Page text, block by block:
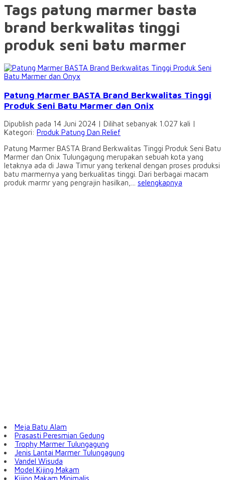
Tags patung marmer basta
brand berkwalitas tinggi
produk seni batu marmer
Patung Marmer BASTA Brand Berkwalitas Tinggi
Produk Seni Batu Marmer dan Onix
Dipublish pada 14 Juni 2024 | Dilihat sebanyak 1.027 kali |
Kategori: Produk Patung Dan Relief
Patung Marmer BASTA Brand Berkwalitas Tinggi Produk Seni Batu
Marmer dan Onix Tulungagung merupakan sebuah kota yang
letaknya ada di Jawa Timur yang terkenal dengan proses produksi
batu marmernya yang berkualitas tinggi. Dari berbagai macam
produk marmr yang pengrajin hasilkan,... selengkapnya
Meja Batu Alam
Prasasti Peresmian Gedung
Trophy Marmer Tulungagung
Jenis Lantai Marmer Tulungagung
Vandel Wisuda
Model Kijing Makam